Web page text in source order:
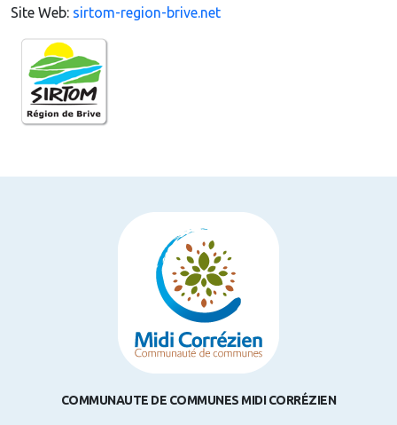
Site Web: sirtom-region-brive.net
COMMUNAUTE DE COMMUNES MIDI CORRÉZIEN